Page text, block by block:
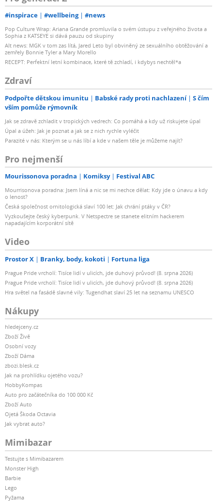
#inspirace #wellbeing #news
Pop Culture Wrap: Ariana Grande promluvila o svém ústupu z veřejného života a
Sophia z KATSEYE si dává pauzu od skupiny
Alt news: MGK v tom zas lítá, Jared Leto byl obviněný ze sexuálního obtěžování a
zemřely Bonnie Tyler a Mary Morello
RECEPT: Perfektní letní kombinace, které tě zchladí, i kdybys nechtěl*a
Zdraví
Podpořte dětskou imunitu Babské rady proti nachlazení
S čím
vším pomůže rýmovník
Jak se zdravě zchladit v tropických vedrech: Co pomáhá a kdy už riskujete úpal
Úpal a úžeh: Jak je poznat a jak se z nich rychle vyléčit
Parazité v nás: Kterým se u nás líbí a kde v našem těle je můžeme najít?
Pro nejmenší
Mourissonova poradna Komiksy Festival ABC
Mourrisonova poradna: Jsem líná a nic se mi nechce dělat: Kdy jde o únavu a kdy
o lenost?
Česká společnost ornitologická slaví 100 let: Jak chrání ptáky v ČR?
Vyzkoušejte český kyberpunk. V Netspectre se stanete elitním hackerem
napadajícím korporátní sítě
Video
Prostor X Branky, body, kokoti Fortuna liga
Prague Pride vrcholí: Tisíce lidí v ulicích, jde duhový průvod! (8. srpna 2026)
Prague Pride vrcholí: Tisíce lidí v ulicích, jde duhový průvod! (8. srpna 2026)
Hra světel na fasádě slavné vily: Tugendhat slaví 25 let na seznamu UNESCO
Nákupy
hledejceny.cz
Zboží Živě
Osobní vozy
Zboží Dáma
zbozi.blesk.cz
Jak na prohlídku ojetého vozu?
HobbyKompas
Auto pro začátečníka do 100 000 Kč
Zboží Auto
Ojetá Škoda Octavia
Jak vybrat auto?
Mimibazar
Testujte s Mimibazarem
Monster High
Barbie
Lego
Pyžama